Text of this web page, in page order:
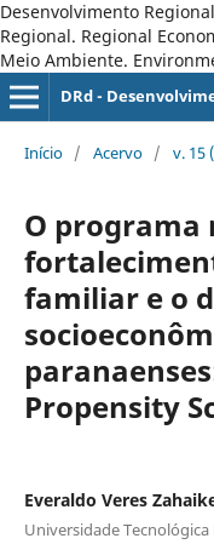
Desenvolvimento
Regional. Regional
Meio Ambiente.
DRd -
Início / Acervo / v. 15
O programa
familiar e o
Propensity
Everaldo Veres
Universidade